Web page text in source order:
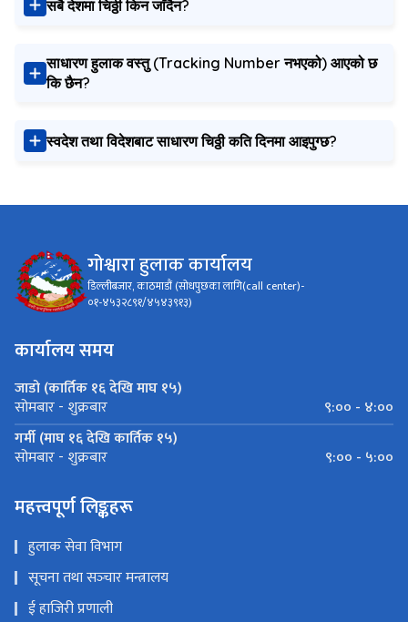
सबै देशमा चिठ्ठी किन जाँदैन?
साधारण हुलाक वस्तु (Tracking Number नभएको) आएको छ
कि छैन?
स्वदेश तथा विदेशबाट साधारण चिठ्ठी कति दिनमा आइपुग्छ?
गोश्वारा हुलाक कार्यालय
डिल्लीबजार, काठमाडौं (सोधपुछका लागि(call center)-
०१-४५३२८९१/४५४३९१३)
कार्यालय समय
जाडो (कार्तिक १६ देखि माघ १५)
सोमबार - शुक्रबार
९:०० - ४:००
गर्मी (माघ १६ देखि कार्तिक १५)
सोमबार - शुक्रबार ९:०० - ५:००
महत्त्वपूर्ण लिङ्कहरू
हुलाक सेवा विभाग
सूचना तथा सञ्‍चार मन्त्रालय
ई हाजिरी प्रणाली